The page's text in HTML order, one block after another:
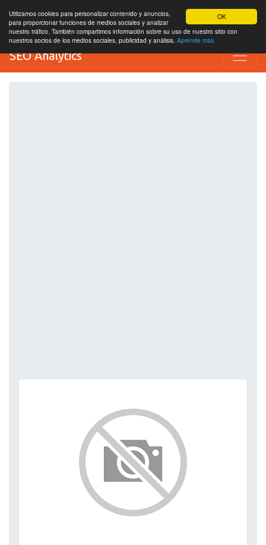
OK
Utilizamos cookies para personalizar contenido y anuncios,
para proporcionar funciones de medios sociales y analizar
nuestro tráfico. También compartimos información sobre su uso de nuestro sitio con
nuestros socios de los medios sociales, publicidad y análisis. Aprende más
SEO Analytics